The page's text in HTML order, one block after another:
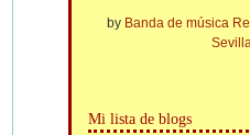
by Banda de música
Sevilla
Mi lista de blogs